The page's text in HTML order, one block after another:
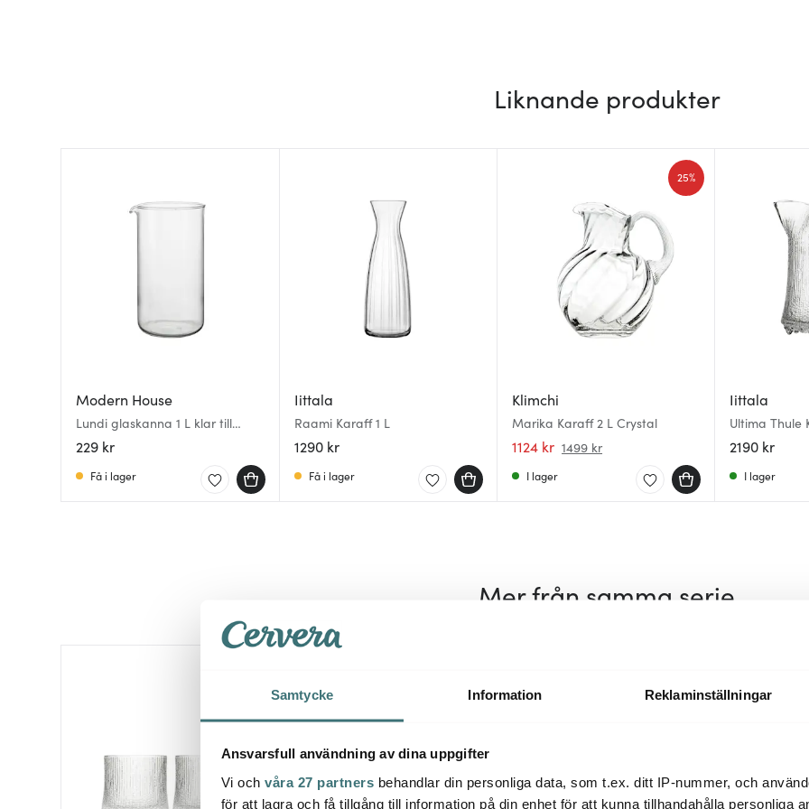
Samtycke Information Reklaminställningar
Ansvarsfull användning av dina uppgifter
Vi och våra 27 partners behandlar din personliga data, som t.ex. ditt IP-nummer, och
för att lagra och få tillgång till information på din enhet för att kunna tillhandahålla personliga
Liknande produkter
Modern House
Lundi glaskanna 1 L klar till
presskanna
229 kr
Få i lager
Iittala
Raami Karaff 1 L
1290 kr
Få i lager
Klimchi
Marika Karaff 2 L Crystal
1124 kr 1499 kr
25%
I lager
Iittala
Ultima Thule
2190 kr
I lager
Mer från samma serie